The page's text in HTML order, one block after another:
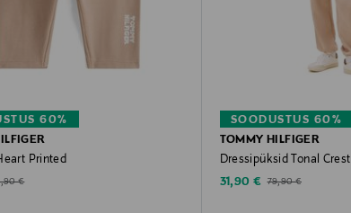
60%
Printed
PricePrice
€
SOODUSTUS 60%
TOMMY HILFIGER
Dressipüksid Tonal Crest
Discounted Price
31,90 € Original Price
79,90 €